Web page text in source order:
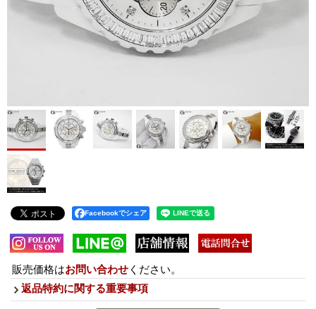
Facebookでシェア
販売価格はお問い合わせ ください。
返品特約に関する重要事項